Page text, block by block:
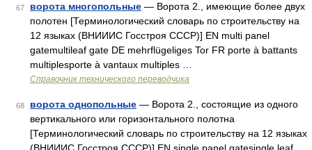
67 ворота многопольные — Ворота 2., имеющие более двух
полотен [Терминологический словарь по строительству на
12 языках (ВНИИИС Госстроя СССР)] EN multi panel
gatemultileaf gate DE mehrflügeliges Tor FR porte à battants
multiplesporte à vantaux multiples …
Справочник технического переводчика
68 ворота однопольные — Ворота 2., состоящие из одного
вертикального или горизонтального полотна
[Терминологический словарь по строительству на 12 языках